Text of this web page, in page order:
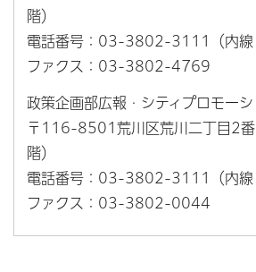
階）
電話番号：03-3802-3111（内線
ファクス：03-3802-4769
政策企画部広報・シティプロモー
〒116-8501荒川区荒川二丁目2
階）
電話番号：03-3802-3111（内線
ファクス：03-3802-0044